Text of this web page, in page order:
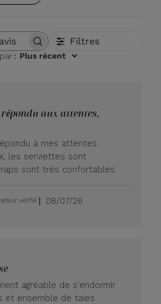
des avis Filtres
: Plus récent
aux attentes,
à mes attentes :
les serviettes sont
sont très confortables.
vérifié
Date
08/07/26
agréable de s'endormir
et ensemble de taies